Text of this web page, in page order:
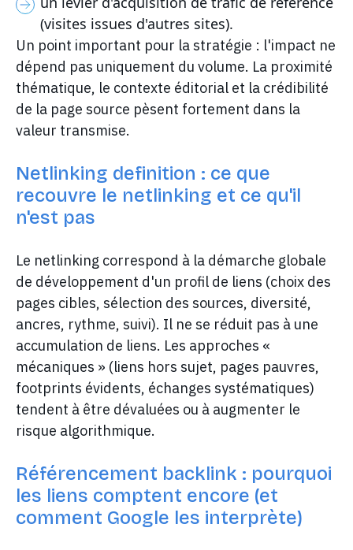
(visites issues d'autres sites).
Un point important pour la stratégie : l'impact ne
dépend pas uniquement du volume. La proximité
thématique, le contexte éditorial et la crédibilité
de la page source pèsent fortement dans la
valeur transmise.
Netlinking definition : ce que
recouvre le netlinking et ce qu'il
n'est pas
Le netlinking correspond à la démarche globale
de développement d'un profil de liens (choix des
pages cibles, sélection des sources, diversité,
ancres, rythme, suivi). Il ne se réduit pas à une
accumulation de liens. Les approches «
mécaniques » (liens hors sujet, pages pauvres,
footprints évidents, échanges systématiques)
tendent à être dévaluées ou à augmenter le
risque algorithmique.
Référencement backlink : pourquoi
les liens comptent encore (et
comment Google les interprète)